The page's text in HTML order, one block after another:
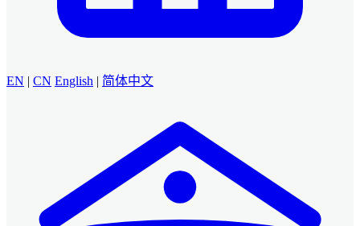
EN | CN English | 简体中文